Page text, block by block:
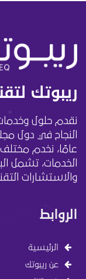
ريبوتك
نقدم حلول
عامًا، نخدم
الخدمات، تشمل
والاستشارات
الروابط
الرئيسية
عن ريبوتك